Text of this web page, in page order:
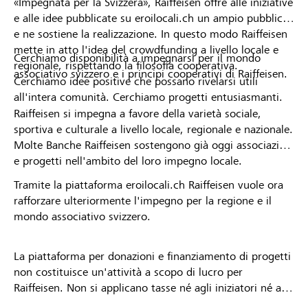
e alle idee pubblicate su eroilocali.ch un ampio pubblico
e ne sostiene la realizzazione. In questo modo Raiffeisen
mette in atto l'idea del crowdfunding a livello locale e
regionale, rispettando la filosofia cooperativa.
Cerchiamo idee positive che possano rivelarsi utili
all'intera comunità. Cerchiamo progetti entusiasmanti.
Cerchiamo disponibilità a impegnarsi per il mondo
associativo svizzero e i principi cooperativi di Raiffeisen.
Raiffeisen si impegna a favore della varietà sociale,
sportiva e culturale a livello locale, regionale e nazionale.
Molte Banche Raiffeisen sostengono già oggi associazioni
e progetti nell'ambito del loro impegno locale.
Tramite la piattaforma eroilocali.ch Raiffeisen vuole ora
rafforzare ulteriormente l'impegno per la regione e il
mondo associativo svizzero.
La piattaforma per donazioni e finanziamento di progetti
non costituisce un'attività a scopo di lucro per
Raiffeisen. Non si applicano tasse né agli iniziatori né ai